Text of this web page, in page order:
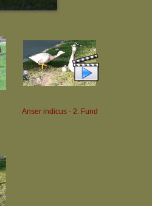
Anser indicus - 2. Fund